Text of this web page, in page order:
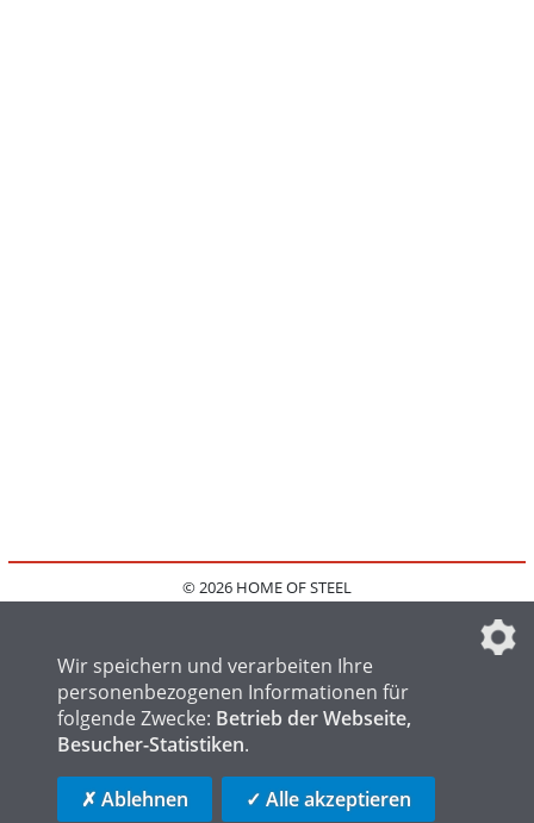
© 2026 HOME OF STEEL
IMPRESSUM
FAQ
DATENSCHUTZEINSTELLUNGEN
HOME OF LOGISTICS
Wir speichern und verarbeiten Ihre
personenbezogenen Informationen für
folgende Zwecke: Betrieb der Webseite,
Besucher-Statistiken.
✗ Ablehnen ✓ Alle akzeptieren